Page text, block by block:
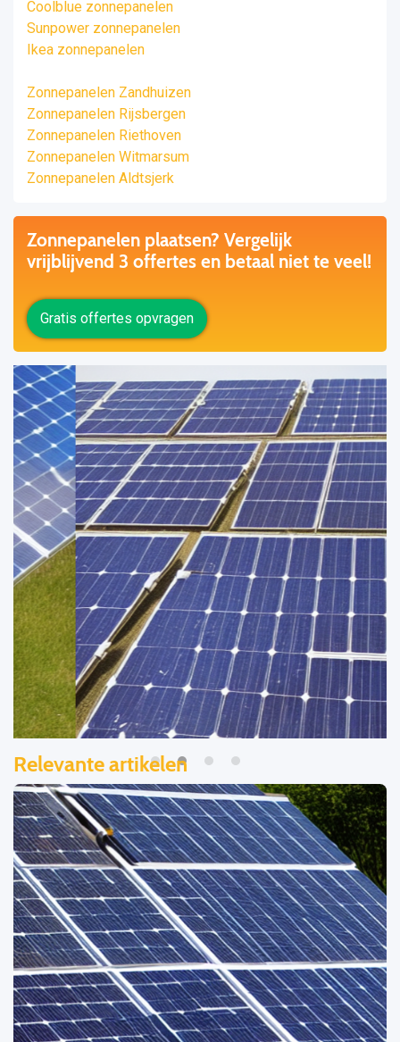
Coolblue zonnepanelen
Sunpower zonnepanelen
Ikea zonnepanelen
Zonnepanelen Zandhuizen
Zonnepanelen Rijsbergen
Zonnepanelen Riethoven
Zonnepanelen Witmarsum
Zonnepanelen Aldtsjerk
Zonnepanelen plaatsen? Vergelijk
vrijblijvend 3 offertes en betaal niet te veel!
Gratis offertes opvragen
Relevante artikelen